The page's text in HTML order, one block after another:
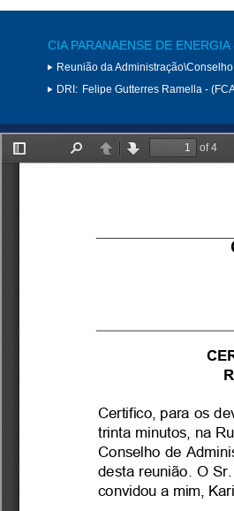
CIA PARANAENSE DE ENERGIA
Reunião da
DRI: Felipe Gutterres Ramella -